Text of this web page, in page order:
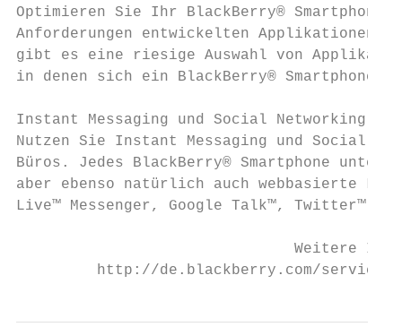
Optimieren Sie Ihr BlackBerry®
Anforderungen entwickelten Applikationen.
gibt es eine riesige Auswahl von
in denen sich ein BlackBerry® Smartphone
Instant Messaging und Social Networking
Nutzen Sie Instant Messaging und Social
Büros. Jedes BlackBerry® Smartphone
aber ebenso natürlich auch webbasierte
Live™ Messenger, Google Talk™, Twitter™
Weitere
http://de.blackberry.com/